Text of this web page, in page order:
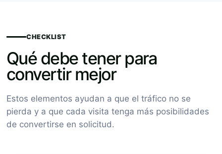
CHECKLIST
Qué debe tener para
convertir mejor
Estos elementos ayudan a que el tráfico no se
pierda y a que cada visita tenga más posibilidades
de convertirse en solicitud.